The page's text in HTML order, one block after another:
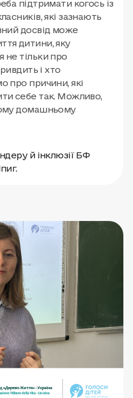
підтримати когось із
які зазнають
досвід може
дитини, яку
не тільки про
і хто
про причини, які
себе так. Можливо,
домашньому
й інклюзії БФ